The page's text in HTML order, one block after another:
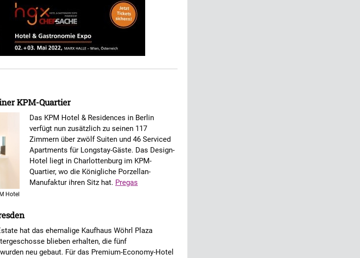
KPM-Quartier
Hotel
Das KPM Hotel & Residences in Berlin
verfügt nun zusätzlich zu seinen 117
Zimmern über zwölf Suiten und 46 Serviced
Apartments für Longstay-Gäste. Das Design-
Hotel liegt in Charlottenburg im KPM-
Quartier, wo die Königliche Porzellan-
Manufaktur ihren Sitz hat. Pregas
hat das ehemalige Kaufhaus Wöhrl Plaza
blieben erhalten, die fünf
neu gebaut. Für das Premium-Economy-Hotel